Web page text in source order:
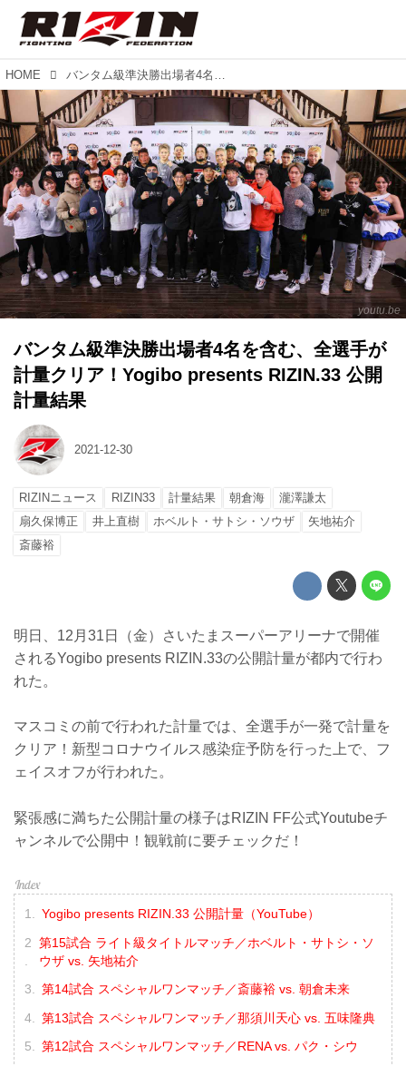
HOME バンタム級準決勝出場者4名を含む、全選手が計量クリア！Yogibo presents RIZIN.33 公開計量結果
youtu.be
バンタム級準決勝出場者4名を含む、全選手が
計量クリア！Yogibo presents RIZIN.33 公開
計量結果
2021-12-30
RIZINニュース RIZIN33 計量結果 朝倉海
瀧澤謙太
扇久保博正
井上直樹 ホベルト・サトシ・ソウザ
矢地祐介
斎藤裕
明日、12月31日（金）さいたまスーパーアリーナで開催
されるYogibo presents RIZIN.33の公開計量が都内で行わ
れた。
マスコミの前で行われた計量では、全選手が一発で計量を
クリア！新型コロナウイルス感染症予防を行った上で、フ
ェイスオフが行われた。
緊張感に満ちた公開計量の様子はRIZIN FF公式Youtubeチ
ャンネルで公開中！観戦前に要チェックだ！
Yogibo presents RIZIN.33 公開計量（YouTube）
第15試合 ライト級タイトルマッチ／ホベルト・サトシ・ソ
ウザ vs. 矢地祐介
第14試合 スペシャルワンマッチ／斎藤裕 vs. 朝倉未来
第13試合 スペシャルワンマッチ／那須川天心 vs. 五味隆典
第12試合 スペシャルワンマッチ／RENA vs. パク・シウ